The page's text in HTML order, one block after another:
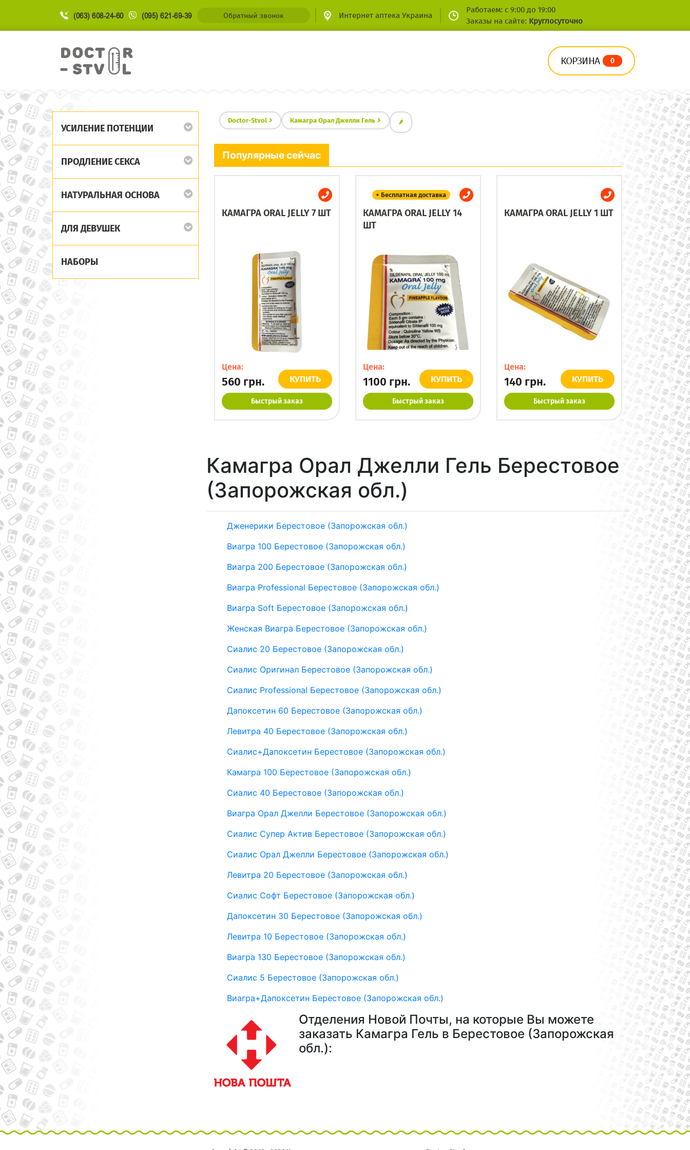
(063) 608-24-60 (095) 621-69-39 Обратный звонок Интернет аптека Украина
Работаем: с 9:00 до 19:00
Заказы на сайте: Круглосуточно
КОРЗИНА 0
УСИЛЕНИЕ ПОТЕНЦИИ
ПРОДЛЕНИЕ СЕКСА
НАТУРАЛЬНАЯ ОСНОВА
ДЛЯ ДЕВУШЕК
НАБОРЫ
Doctor-Stvol Камагра Орал Джелли Гель 🌶
Популярные сейчас
КАМАГРА ORAL JELLY 7 ШТ
Цена:
560 грн. КУПИТЬ
Быстрый заказ
+ Бесплатная доставка
КАМАГРА ORAL JELLY 14
ШТ
Цена:
1100 грн. КУПИТЬ
Быстрый заказ
КАМАГРА ORAL JELLY 1 ШТ
Цена:
140 грн. КУПИТЬ
Быстрый заказ
Камагра Орал Джелли Гель Берестовое
(Запорожская обл.)
Дженерики Берестовое (Запорожская обл.)
Виагра 100 Берестовое (Запорожская обл.)
Виагра 200 Берестовое (Запорожская обл.)
Виагра Professional Берестовое (Запорожская обл.)
Виагра Soft Берестовое (Запорожская обл.)
Женская Виагра Берестовое (Запорожская обл.)
Сиалис 20 Берестовое (Запорожская обл.)
Сиалис Оригинал Берестовое (Запорожская обл.)
Сиалис Professional Берестовое (Запорожская обл.)
Дапоксетин 60 Берестовое (Запорожская обл.)
Левитра 40 Берестовое (Запорожская обл.)
Сиалис+Дапоксетин Берестовое (Запорожская обл.)
Камагра 100 Берестовое (Запорожская обл.)
Сиалис 40 Берестовое (Запорожская обл.)
Виагра Орал Джелли Берестовое (Запорожская обл.)
Сиалис Супер Актив Берестовое (Запорожская обл.)
Сиалис Орал Джелли Берестовое (Запорожская обл.)
Левитра 20 Берестовое (Запорожская обл.)
Сиалис Софт Берестовое (Запорожская обл.)
Дапоксетин 30 Берестовое (Запорожская обл.)
Левитра 10 Берестовое (Запорожская обл.)
Виагра 130 Берестовое (Запорожская обл.)
Сиалис 5 Берестовое (Запорожская обл.)
Виагра+Дапоксетин Берестовое (Запорожская обл.)
Отделения Новой Почты, на которые Вы можете
заказать Камагра Гель в Берестовое (Запорожская
обл.):